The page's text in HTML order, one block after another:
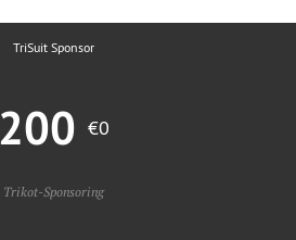
TriSuit Sponsor
200 €0
Trikot-Sponsoring